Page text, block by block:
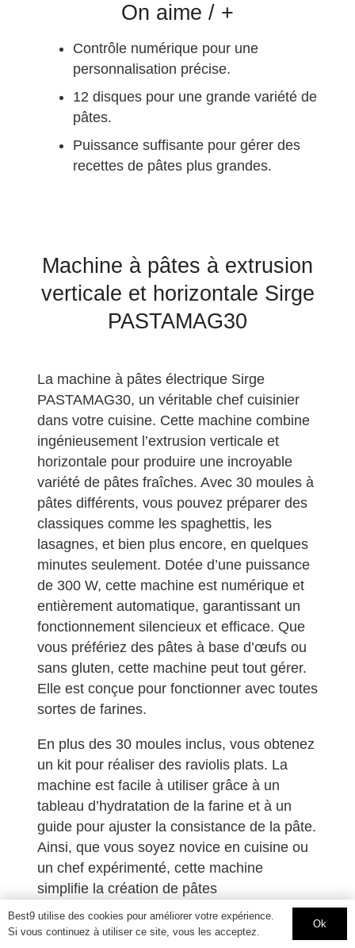
On aime / +
Contrôle numérique pour une
personnalisation précise.
12 disques pour une grande variété de
pâtes.
Puissance suffisante pour gérer des
recettes de pâtes plus grandes.
Machine à pâtes à extrusion
verticale et horizontale Sirge
PASTAMAG30
La machine à pâtes électrique Sirge
PASTAMAG30, un véritable chef cuisinier
dans votre cuisine. Cette machine combine
ingénieusement l’extrusion verticale et
horizontale pour produire une incroyable
variété de pâtes fraîches. Avec 30 moules à
pâtes différents, vous pouvez préparer des
classiques comme les spaghettis, les
lasagnes, et bien plus encore, en quelques
minutes seulement. Dotée d’une puissance
de 300 W, cette machine est numérique et
entièrement automatique, garantissant un
fonctionnement silencieux et efficace. Que
vous préfériez des pâtes à base d’œufs ou
sans gluten, cette machine peut tout gérer.
Elle est conçue pour fonctionner avec toutes
sortes de farines.
En plus des 30 moules inclus, vous obtenez
un kit pour réaliser des raviolis plats. La
machine est facile à utiliser grâce à un
tableau d’hydratation de la farine et à un
guide pour ajuster la consistance de la pâte.
Ainsi, que vous soyez novice en cuisine ou
un chef expérimenté, cette machine
simplifie la création de pâtes
maison. Offrez-vous le plaisir de préparer
des pâtes fraîches 100 % naturelles et
Best9 utilise des cookies pour améliorer votre expérience.
Si vous continuez à utiliser ce site, vous les acceptez.
Ok